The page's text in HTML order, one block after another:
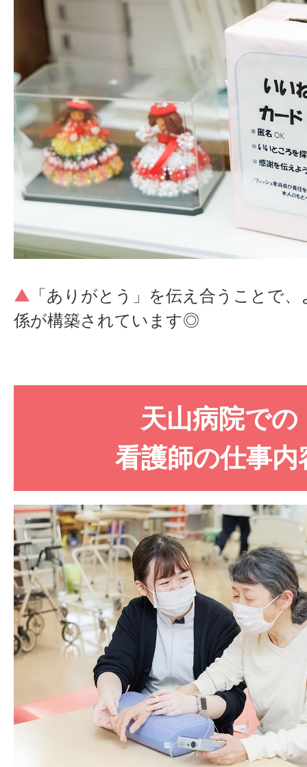
らった経験があるからこそ、「今度
い」と思える関係性が築けているよ
す。年齢層も幅広く、中堅からベテ
が活躍している職場です。風通しが良
い環境が整っているので、不安を抱
心できると思います。まずは一歩踏み
楽しく働けたら嬉しいです。
看護師長からのコメント
Mさんの推しポイントは、患者
員に対しても とにかく優しい！
です♪ 時には厳しいことを伝え
い立場ではありますが、それに
でくださいね。
さらに、子育て世代への支援として
児保育を利用を促進して おり、福利
金の一部負担を病院側で行っており、
けられる環境を整えています。
●求職者の方へメッセージ
急性期では難しい長期的な関わりの中
合える環境が整っているのが天山病院
退院までの過程で、リハビリや日常生
て、ご本人やご家族のニーズに応じた
退院後の生活まで見据えた関わりが求
す。多職種と連携しながら、一人ひと
▲ 「ありがとう」を伝え合うことで
係が構築されています◎
天山病院での
看護師の仕事内